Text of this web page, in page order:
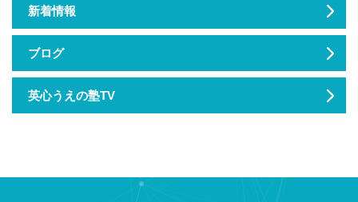
新着情報
ブログ
英心うえの塾TV